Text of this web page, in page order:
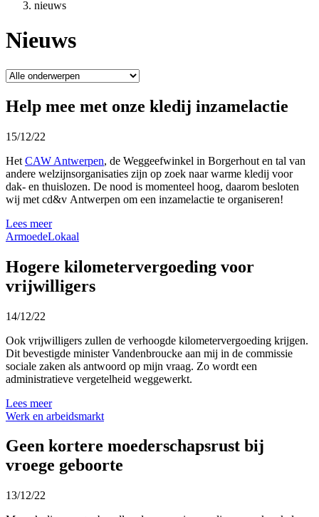
nieuws
Nieuws
Help mee met onze kledij inzamelactie
15/12/22
Het CAW Antwerpen, de Weggeefwinkel in Borgerhout en tal van
andere welzijnsorganisaties zijn op zoek naar warme kledij voor
dak- en thuislozen. De nood is momenteel hoog, daarom besloten
wij met cd&v Antwerpen om een inzamelactie te organiseren!
Lees meer
ArmoedeLokaal
Hogere kilometervergoeding voor
vrijwilligers
14/12/22
Ook vrijwilligers zullen de verhoogde kilometervergoeding krijgen.
Dit bevestigde minister Vandenbroucke aan mij in de commissie
sociale zaken als antwoord op mijn vraag. Zo wordt een
administratieve vergetelheid weggewerkt.
Lees meer
Werk en arbeidsmarkt
Geen kortere moederschapsrust bij
vroege geboorte
13/12/22